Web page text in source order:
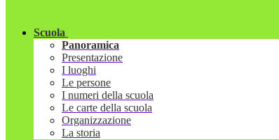
Scuola
Panoramica
Presentazione
I luoghi
Le persone
I numeri della scuola
Le carte della scuola
Organizzazione
La storia